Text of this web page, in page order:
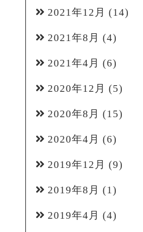
2021年12月 (14)
2021年8月 (4)
2021年4月 (6)
2020年12月 (5)
2020年8月 (15)
2020年4月 (6)
2019年12月 (9)
2019年8月 (1)
2019年4月 (4)